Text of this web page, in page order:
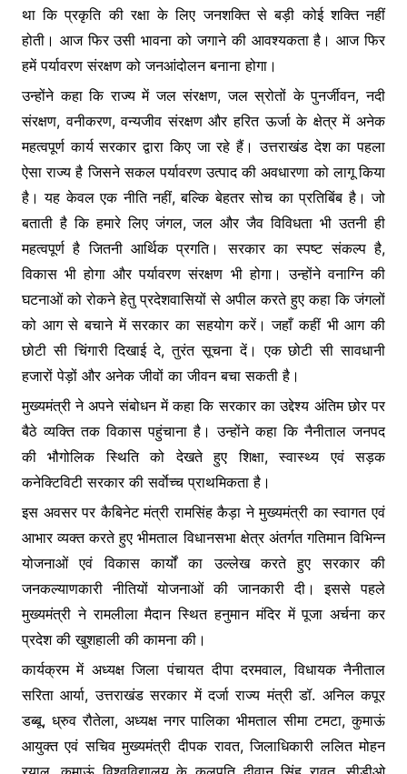
था कि प्रकृति की रक्षा के लिए जनशक्ति से बड़ी कोई शक्ति नहीं
होती। आज फिर उसी भावना को जगाने की आवश्यकता है। आज फिर
हमें पर्यावरण संरक्षण को जनआंदोलन बनाना होगा।
उन्होंने कहा कि राज्य में जल संरक्षण, जल स्रोतों के पुनर्जीवन, नदी
संरक्षण, वनीकरण, वन्यजीव संरक्षण और हरित ऊर्जा के क्षेत्र में अनेक
महत्वपूर्ण कार्य सरकार द्वारा किए जा रहे हैं। उत्तराखंड देश का पहला
ऐसा राज्य है जिसने सकल पर्यावरण उत्पाद की अवधारणा को लागू किया
है। यह केवल एक नीति नहीं, बल्कि बेहतर सोच का प्रतिबिंब है। जो
बताती है कि हमारे लिए जंगल, जल और जैव विविधता भी उतनी ही
महत्वपूर्ण है जितनी आर्थिक प्रगति। सरकार का स्पष्ट संकल्प है,
विकास भी होगा और पर्यावरण संरक्षण भी होगा। उन्होंने वनाग्नि की
घटनाओं को रोकने हेतु प्रदेशवासियों से अपील करते हुए कहा कि जंगलों
को आग से बचाने में सरकार का सहयोग करें। जहाँ कहीं भी आग की
छोटी सी चिंगारी दिखाई दे, तुरंत सूचना दें। एक छोटी सी सावधानी
हजारों पेड़ों और अनेक जीवों का जीवन बचा सकती है।
मुख्यमंत्री ने अपने संबोधन में कहा कि सरकार का उद्देश्य अंतिम छोर पर
बैठे व्यक्ति तक विकास पहुंचाना है। उन्होंने कहा कि नैनीताल जनपद
की भौगोलिक स्थिति को देखते हुए शिक्षा, स्वास्थ्य एवं सड़क
कनेक्टिविटी सरकार की सर्वाेच्च प्राथमिकता है।
इस अवसर पर कैबिनेट मंत्री रामसिंह कैड़ा ने मुख्यमंत्री का स्वागत एवं
आभार व्यक्त करते हुए भीमताल विधानसभा क्षेत्र अंतर्गत गतिमान विभिन्न
योजनाओं एवं विकास कार्यों का उल्लेख करते हुए सरकार की
जनकल्याणकारी नीतियों योजनाओं की जानकारी दी। इससे पहले
मुख्यमंत्री ने रामलीला मैदान स्थित हनुमान मंदिर में पूजा अर्चना कर
प्रदेश की खुशहाली की कामना की।
कार्यक्रम में अध्यक्ष जिला पंचायत दीपा दरमवाल, विधायक नैनीताल
सरिता आर्या, उत्तराखंड सरकार में दर्जा राज्य मंत्री डॉ. अनिल कपूर
डब्बू, ध्रुव रौतेला, अध्यक्ष नगर पालिका भीमताल सीमा टमटा, कुमाऊं
आयुक्त एवं सचिव मुख्यमंत्री दीपक रावत, जिलाधिकारी ललित मोहन